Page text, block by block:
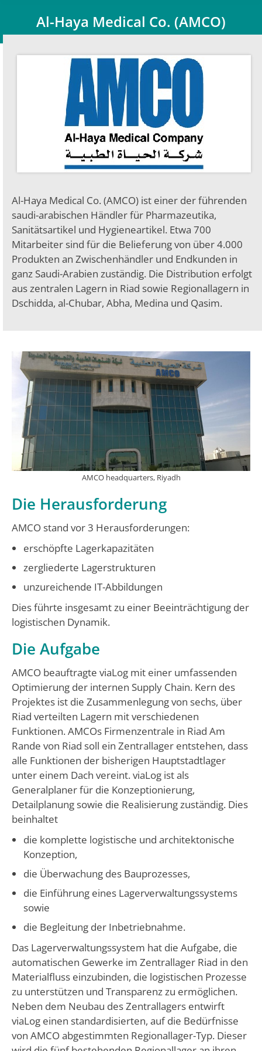
Al-Haya Medical Co. (AMCO)
Du bist hier:
Al-Haya Medical Co. (AMCO) ist einer der führenden
saudi-arabischen Händler für Pharmazeutika,
Sanitätsartikel und Hygieneartikel. Etwa 700
Mitarbeiter sind für die Belieferung von über 4.000
Produkten an Zwischenhändler und Endkunden in
ganz Saudi-Arabien zuständig. Die Distribution erfolgt
aus zentralen Lagern in Riad sowie Regionallagern in
Dschidda, al-Chubar, Abha, Medina und Qasim.
AMCO headquarters, Riyadh
Die Herausforderung
AMCO stand vor 3 Herausforderungen:
erschöpfte Lagerkapazitäten
zergliederte Lagerstrukturen
unzureichende IT-Abbildungen
Dies führte insgesamt zu einer Beeinträchtigung der
logistischen Dynamik.
Die Aufgabe
AMCO beauftragte viaLog mit einer umfassenden
Optimierung der internen Supply Chain. Kern des
Projektes ist die Zusammenlegung von sechs, über
Riad verteilten Lagern mit verschiedenen
Funktionen. AMCOs Firmenzentrale in Riad Am
Rande von Riad soll ein Zentrallager entstehen, dass
alle Funktionen der bisherigen Hauptstadtlager
unter einem Dach vereint. viaLog ist als
Generalplaner für die Konzeptionierung,
Detailplanung sowie die Realisierung zuständig. Dies
beinhaltet
die komplette logistische und architektonische
Konzeption,
die Überwachung des Bauprozesses,
die Einführung eines Lagerverwaltungssystems
sowie
die Begleitung der Inbetriebnahme.
Das Lagerverwaltungssystem hat die Aufgabe, die
automatischen Gewerke im Zentrallager Riad in den
Materialfluss einzubinden, die logistischen Prozesse
zu unterstützen und Transparenz zu ermöglichen.
Neben dem Neubau des Zentrallagers entwirft
viaLog einen standardisierten, auf die Bedürfnisse
von AMCO abgestimmten Regionallager-Typ. Dieser